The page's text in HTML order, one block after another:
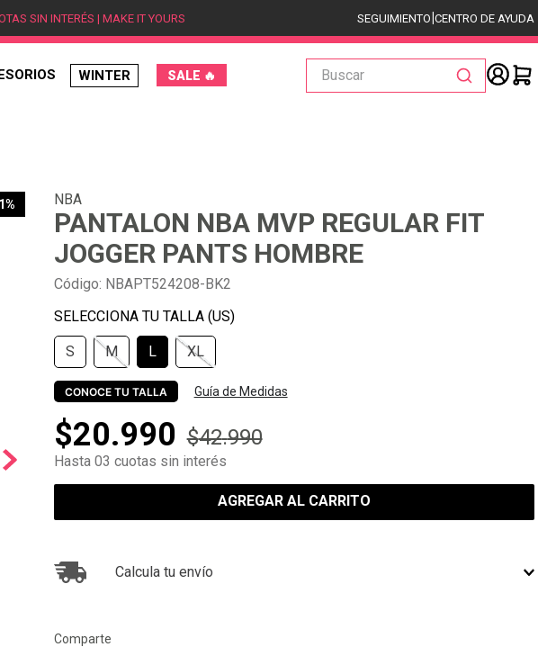
SIN INTERÉS | MAKE IT YOURS SEGUIMIENTO|CENTRO DE AYUDA
WINTER SALE 🔥
Buscar
NBA
PANTALON NBA MVP REGULAR FIT
JOGGER PANTS HOMBRE
Código: NBAPT524208-BK2
S M L XL
CONOCE TU TALLA Guía de Medidas
$20.990 $42.990
Hasta 03 cuotas sin interés
AGREGAR AL CARRITO
Calcula tu envío
Comparte